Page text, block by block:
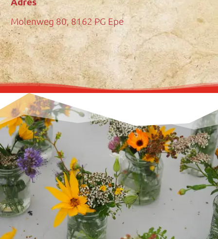
Molenweg 80, 8162 PG Epe